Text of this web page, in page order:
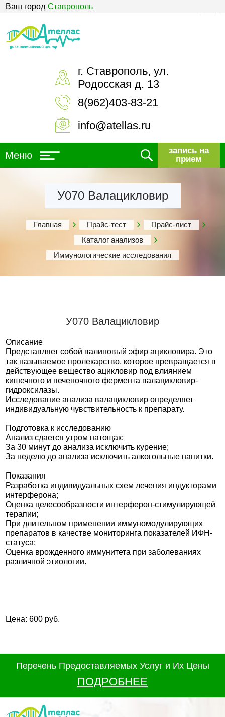
Ваш город Ставрополь
г. Ставрополь, ул.
Родосская д. 13
8(962)403-83-21
info@atellas.ru
Меню
запись на
прием
У070 Валацикловир
Главная Прайс-тест
Прайс-лист
Каталог анализов
Иммунологические исследования
У070 Валацикловир
Описание
Представляет собой валиновый эфир ацикловира. Это
так называемое пролекарство, которое превращается в
действующее вещество ацикловир под влиянием
кишечного и печеночного фермента валацикловир-
гидроксилазы.
Исследование анализа валацикловир определяет
индивидуальную чувствительность к препарату.
Подготовка к исследованию
Анализ сдается утром натощак;
За 30 минут до анализа исключить курение;
За неделю до анализа исключить алкогольные напитки.
Показания
Разработка индивидуальных схем лечения индукторами
интерферона;
Оценка целесообразности интерферон-стимулирующей
терапии;
При длительном применении иммуномодулирующих
препаратов в качестве мониторинга показателей ИФН-
статуса;
Оценка врожденного иммунитета при заболеваниях
различной этиологии.
Цена: 600 руб.
Перечень Предоставляемых Услуг и Их Цены
ПОДРОБНЕЕ